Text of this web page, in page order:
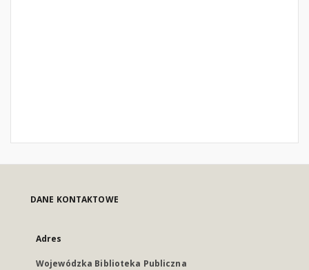
DANE KONTAKTOWE
Adres
Wojewódzka Biblioteka Publiczna